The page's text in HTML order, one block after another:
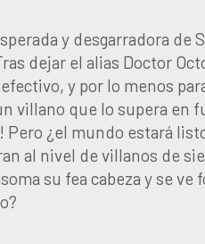
y desgarradora de
dejar el alias Doctor
y por lo menos
villano que lo supera en
¿el mundo estará
al nivel de villanos de
su fea cabeza y se ve